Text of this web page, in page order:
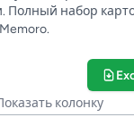
Полный набор
колонку